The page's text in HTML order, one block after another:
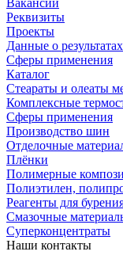
Реквизиты
Проекты
Данные о
Сферы применения
Каталог
Стеараты и олеаты
Комплексные
Сферы применения
Производство шин
Отделочные
Плёнки
Полимерные
Полиэтилен,
Реагенты для
Смазочные
Суперконцентраты
Наши контакты